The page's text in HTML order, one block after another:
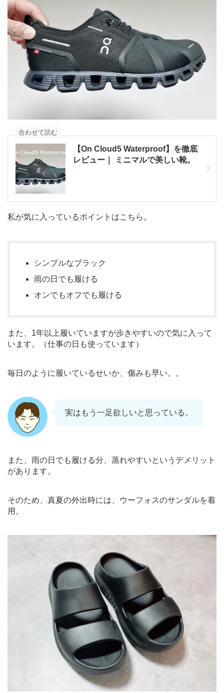
【On Cloud5 Waterproof】を徹底
レビュー｜ ミニマルで美しい靴。
合わせて読む
私が気に入っているポイントはこちら。
シンプルなブラック
雨の日でも履ける
オンでもオフでも履ける
また、1年以上履いていますが歩きやすいので気に入って
います。（仕事の日も使っています）
毎日のように履いているせいか、傷みも早い。。
実はもう一足欲しいと思っている。
また、雨の日でも履ける分、蒸れやすいというデメリット
があります。
そのため、真夏の外出時には、ウーフォスのサンダルを着
用。